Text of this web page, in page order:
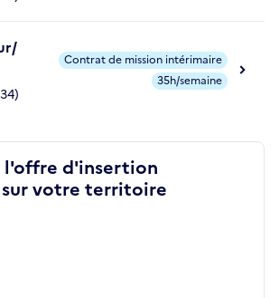
Contrat de mission intérimaire
35h/semaine
l'offre d'insertion
votre territoire